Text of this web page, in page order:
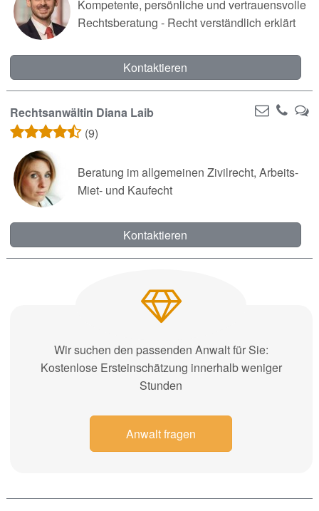
Kompetente, persönliche und vertrauensvolle
Rechtsberatung - Recht verständlich erklärt
Kontaktieren
Rechtsanwältin Diana Laib
(9)
Beratung im allgemeinen Zivilrecht, Arbeits-
Miet- und Kaufecht
Kontaktieren
Wir suchen den passenden Anwalt für Sie:
Kostenlose Ersteinschätzung innerhalb weniger
Stunden
Anwalt fragen